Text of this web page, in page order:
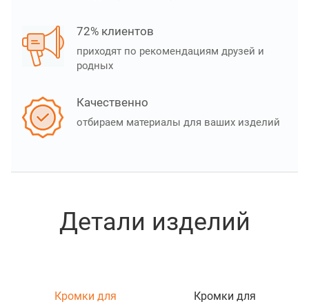
72% клиентов
приходят по рекомендациям друзей и
родных
Качественно
отбираем материалы для ваших изделий
Детали изделий
Кромки для
Кромки для